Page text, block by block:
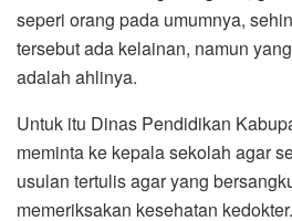
seperi orang pada umumnya,
tersebut ada kelainan, namun
adalah ahlinya.
Untuk itu Dinas Pendidikan
meminta ke kepala sekolah agar
usulan tertulis agar yang
memeriksakan kesehatan kedokter.